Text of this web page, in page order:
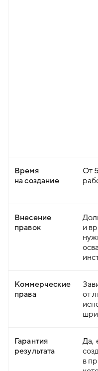
Время
на создание
От
Внесение
правок
и
Коммерческие
права
от
Гарантия
результата
Да,
в